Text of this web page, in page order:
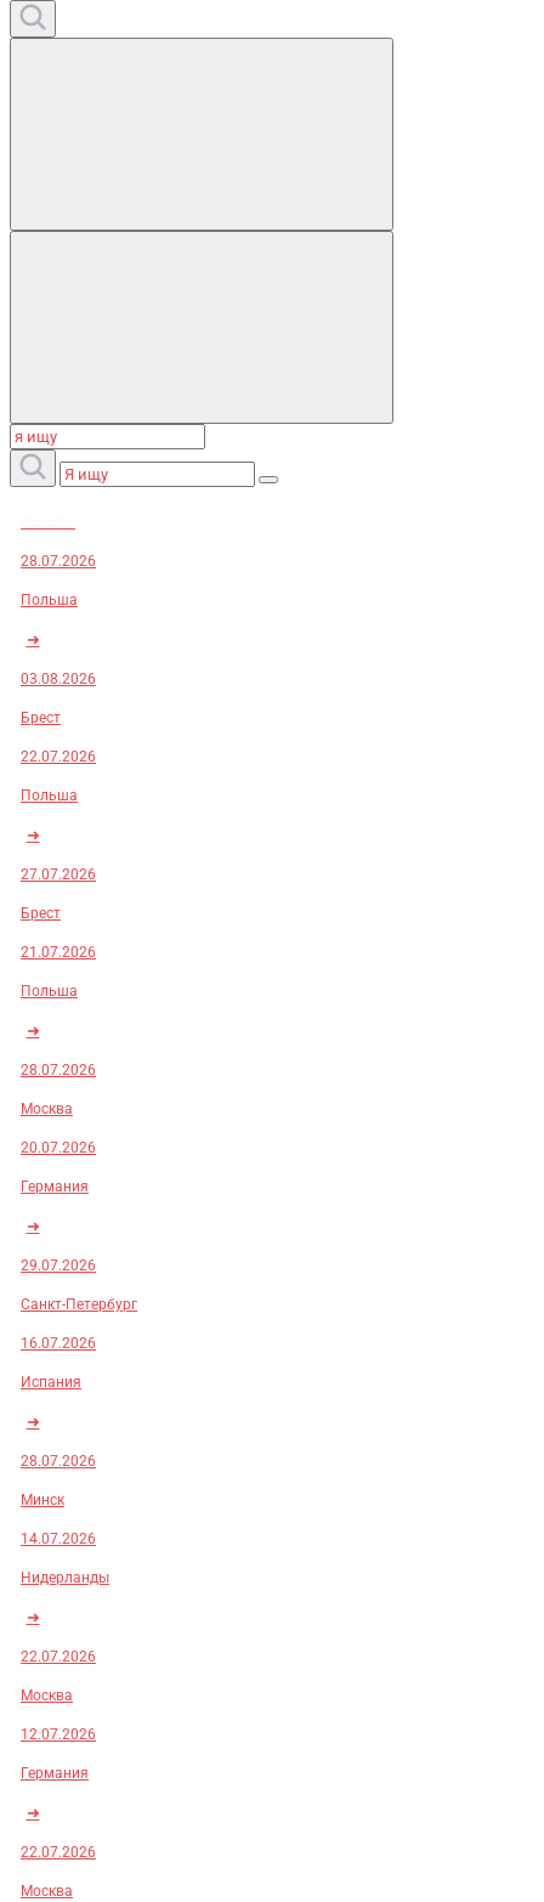
28.07.2026
Польша
➜
03.08.2026
Брест
22.07.2026
Польша
➜
27.07.2026
Брест
21.07.2026
Польша
➜
28.07.2026
Москва
20.07.2026
Германия
➜
29.07.2026
Санкт-Петербург
16.07.2026
Испания
➜
28.07.2026
Минск
14.07.2026
Нидерланды
➜
22.07.2026
Москва
12.07.2026
Германия
➜
22.07.2026
Москва